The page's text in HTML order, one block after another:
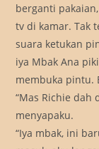
berganti
tv di kamar. Tak
suara ketukan
iya Mbak Ana
membuka pintu.
“Mas Richie dah
menyapaku.
“Iya mbak, ini